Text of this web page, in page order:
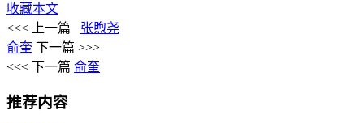
收藏本文
<<< 上一篇
张煦尧
俞奎 下一篇 >>>
<<< 下一篇 俞奎
推荐内容